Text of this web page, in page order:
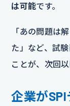
は可能です。
「あの問題は
た」など、試
ことが、次回
企業が